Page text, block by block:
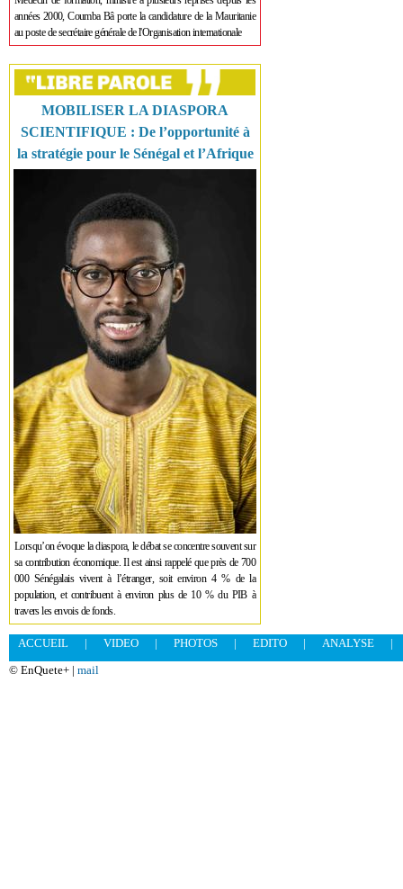
années 2000, Coumba Bâ porte la candidature de la Mauritanie
au poste de secrétaire générale de l'Organisation internationale
MOBILISER LA DIASPORA
SCIENTIFIQUE : De l’opportunité à
la stratégie pour le Sénégal et l’Afrique
Lorsqu’on évoque la diaspora, le débat se concentre souvent sur
sa contribution économique. Il est ainsi rappelé que près de 700
000 Sénégalais vivent à l’étranger, soit environ 4 % de la
population, et contribuent à environ plus de 10 % du PIB à
travers les envois de fonds.
ACCUEIL | VIDEO | PHOTOS | EDITO | ANALYSE
|
© EnQuete+ | mail